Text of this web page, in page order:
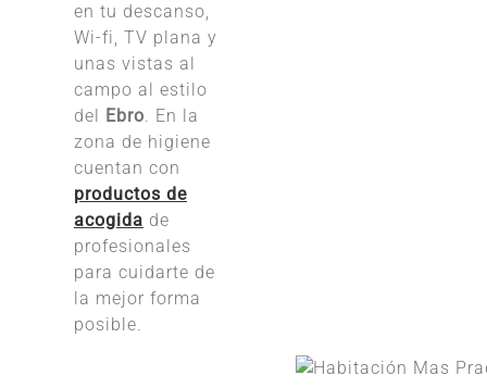
en tu descanso,
Wi-fi, TV plana y
unas vistas al
campo al estilo
del
Ebro. En la
zona de higiene
cuentan con
productos de
acogida de
profesionales
para cuidarte de
la mejor forma
posible.